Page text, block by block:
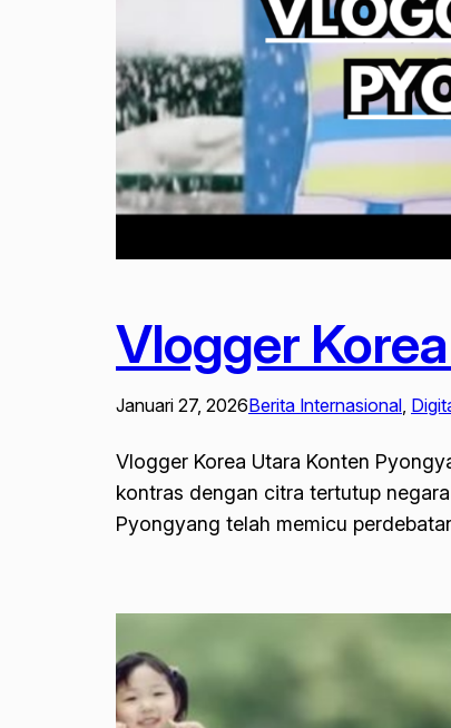
Vlogger
Januari 27, 2026Berita Internasional
Vlogger Korea Utara Konten
kontras dengan citra tertutup
Pyongyang telah memicu